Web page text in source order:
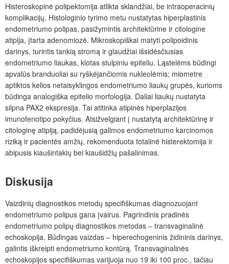
Histeroskopinė polipektomija atlikta sklandžiai, be intraoperacinių
komplikacijų. Histologinio tyrimo metu nustatytas hiperplastinis
endometriumo polipas, pasižymintis architektūrine ir citologine
atipija, įtarta adenomiozė. Mikroskopiškai matyti polipoidinis
darinys, turintis tankią stromą ir glaudžiai išsidėsčiusias
endometriumo liaukas, klotas stulpiniu epiteliu. Ląstelėms būdingi
apvalūs branduoliai su ryškėjančiomis nukleolėmis; miometre
aptiktos kelios netaisyklingos endometriumo liaukų grupės, kurioms
būdinga analogiška epitelio morfologija. Daliai liaukų nustatyta
silpna PAX2 ekspresija. Tai atitinka atipinės hiperplazijos
imunofenotipo pokyčius. Atsižvelgiant į nustatytą architektūrinę ir
citologinę atipiją, padidėjusią galimos endometriumo karcinomos
riziką ir pacientės amžių, rekomenduota totalinė histerektomija ir
abipusis kiaušintakių bei kiaušidžių pašalinimas.
Diskusija
Vaizdinių diagnostikos metodų specifiškumas diagnozuojant
endometriumo polipus gana įvairus. Pagrindinis pradinės
endometriumo polipų diagnostikos metodas ‒ transvaginalinė
echoskopija. Būdingas vaizdas – hiperechogeninis židininis darinys,
galintis iškreipti endometriumo kontūrą. Transvaginalinės
echoskopijos specifiškumas varijuoja nuo 19 iki 100 proc., tačiau